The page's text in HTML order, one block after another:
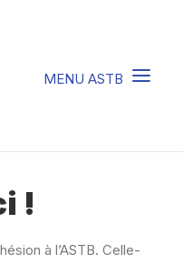
!
à l’ASTB. Celle-